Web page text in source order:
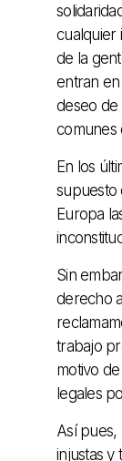
cualquier
de la
entran
deseo de
comunes
En los
supuesto
Europa
Sin
derecho
trabajo
motivo
legales
Así pues,
injustas y